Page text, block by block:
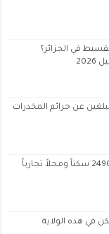
في الجزائر؟
عن جرائم المخدرات
صندوق التوفير والاحتياط يطرح 2490 سكناً ومحلاً تجارياً
في هذه الولاية